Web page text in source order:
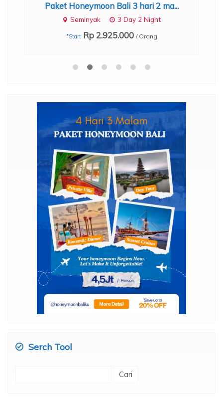
Paket Honeymoon Bali 3 hari 2 ma...
Seminyak 3 Day 2 Night
*Start Rp 2.925.000 / Orang
Serch Tool